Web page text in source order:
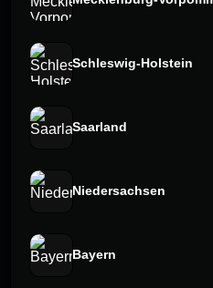
Schleswig-Holstein
Saarland
Niedersachsen
Bayern